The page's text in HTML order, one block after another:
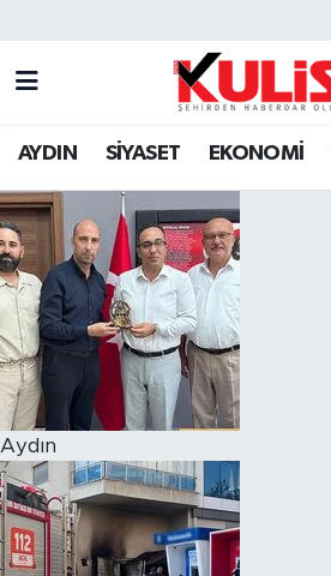
AYDIN SİYASET EKONOMİ
Aydın